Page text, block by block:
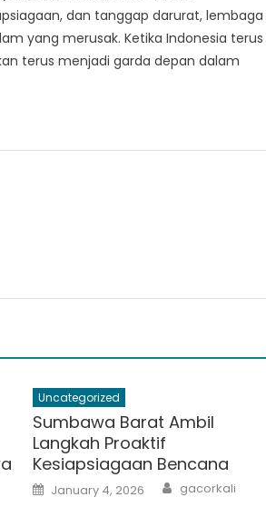
dan tanggap darurat, lembaga
yang merusak. Ketika Indonesia terus
terus menjadi garda depan dalam
Uncategorized
Sumbawa Barat Ambil
Langkah Proaktif
Kesiapsiagaan Bencana
Posted
on
January 4, 2026 Author
gacorkali